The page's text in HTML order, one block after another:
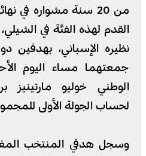
من 20 سنة مشواره في
القدم لهذه الفئة في
نظيره الإسباني، بهدفين
جمعتهما مساء اليوم
الوطني خوليو مارتينيز
لحساب الجولة الأولى
وسجل هدفي المنتخب